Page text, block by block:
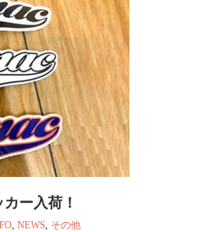
ー入荷！
,NEWS その他